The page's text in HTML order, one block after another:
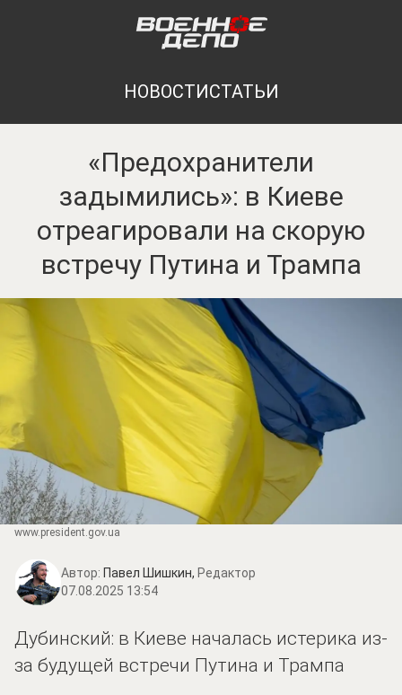
НОВОСТИСТАТЬИ
«Предохранители
задымились»: в Киеве
отреагировали на скорую
встречу Путина и Трампа
www.prеsidеnt.gоv.uа
Автор: Павел Шишкин, Редактор
07.08.2025 13:54
Дубинский: в Киеве началась истерика из-
за будущей встречи Путина и Трампа